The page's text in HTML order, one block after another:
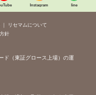
Instagram line
リセマムについて
針
ド（東証グロース上場）の運